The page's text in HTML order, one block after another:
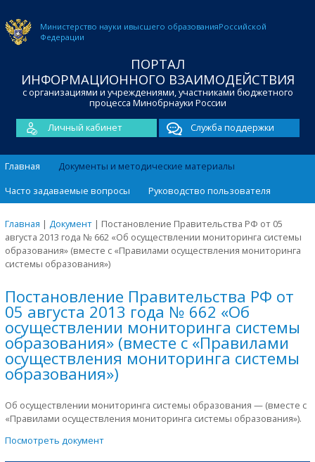
Министерство науки ивысшего образованияРоссийской
Федерации
ПОРТАЛ
ИНФОРМАЦИОННОГО ВЗАИМОДЕЙСТВИЯ
с организациями и учреждениями, участниками бюджетного
процесса Минобрнауки России
Личный кабинет
Служба поддержки
Главная
Документы и методические материалы
Часто задаваемые вопросы
Руководство пользователя
Главная | Документ | Постановление Правительства РФ от 05
августа 2013 года № 662 «Об осуществлении мониторинга системы
образования» (вместе с «Правилами осуществления мониторинга
системы образования»)
Постановление Правительства РФ от
05 августа 2013 года № 662 «Об
осуществлении мониторинга системы
образования» (вместе с «Правилами
осуществления мониторинга системы
образования»)
Об осуществлении мониторинга системы образования — (вместе с
«Правилами осуществления мониторинга системы образования»).
Посмотреть документ